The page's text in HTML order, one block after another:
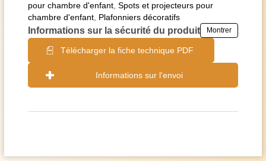
pour chambre d'enfant Spots et projecteurs pour
chambre d'enfant Plafonniers décoratifs
Informations sur la sécurité du produit Montrer
Télécharger la fiche technique PDF
Informations sur l'envoi